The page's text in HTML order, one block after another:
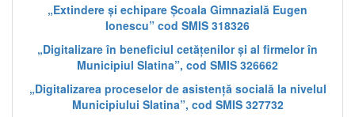
„Extindere și echipare Școala Gimnazială Eugen
Ionescu” cod SMIS 318326
„Digitalizare în beneficiul cetățenilor și al firmelor în
Municipiul Slatina”, cod SMIS 326662
„Digitalizarea proceselor de asistență socială la nivelul
Municipiului Slatina”, cod SMIS 327732